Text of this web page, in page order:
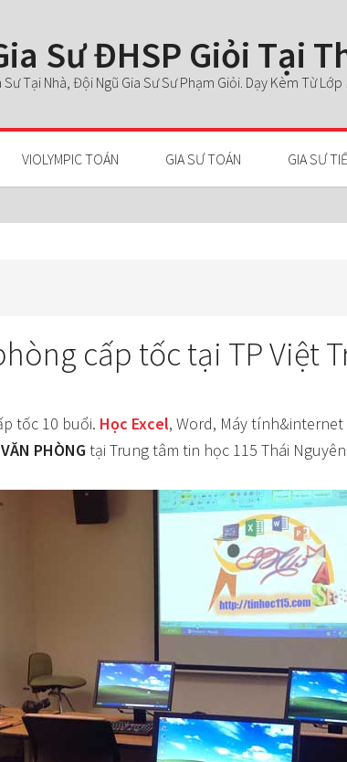
Sư ĐHSP Giỏi Tại
Tại Nhà, Đội Ngũ Gia Sư Sư Phạm Giỏi. Dạy Kèm Từ
VIOLYMPIC TOÁN GIA SƯ TOÁN GIA SƯ
cấp tốc tại TP Việt
tốc 10 buổi. Học Excel, Word, Máy
PHÒNGtại Trung tâm tin học 115 Thái